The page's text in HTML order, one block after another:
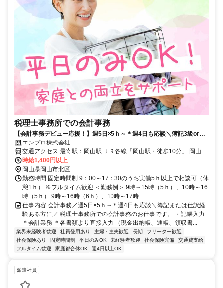
税理士事務所での会計事務
【会計事務デビュー応援！】週5日×5ｈ～＊週4日も応談＼簿記3級or仕
訳経験あれば〇／家庭と両立に理解大＊社員登用も@岡山駅
エンプロ株式会社
交通アクセス 最寄駅：岡山駅 ＪＲ各線「岡山駅・徒歩10分」 岡山電
気軌道「新西大寺町筋駅・徒歩12分」 岡山電気軌道「岡山駅前駅・
徒歩13分」 所在地：岡山県岡山市北区下石井 ※車通勤応相談 （基本
的に公共交通機関を利用）
時給1,400円以上
岡山県岡山市北区
勤務時間 固定時間制 9：00～17：30のうち実働5ｈ以上で相談可（休
憩1ｈ） ※フルタイム歓迎 ＜勤務例＞ 9時～15時（5ｈ）、10時～16
時（5ｈ） 9時～16時（6ｈ）、10時～17時...
仕事内容 会計事務／週5日×5ｈ～＊週4日も応談＼簿記または仕訳経
験ある方に／ 税理士事務所での会計事務のお仕事です。 ・記帳入力
＊会計業務 ＊各書類より直接入力 （現金出納帳、通帳、領収書...
業界未経験者歓迎 社員登用あり 主婦・主夫歓迎 長期
フリーター歓迎
社会保険あり
固定時間制 平日のみOK 未経験者歓迎 社会保険完備
交通費支給
フルタイム歓迎
家庭都合休OK 週4日以上OK
派遣社員